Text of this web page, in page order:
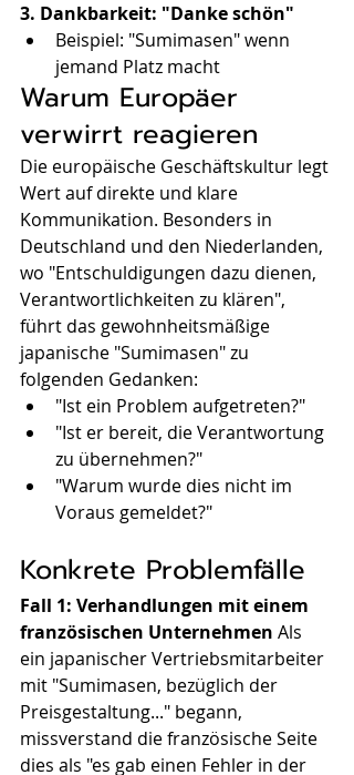
3. Dankbarkeit: "Danke schön"
Beispiel: "Sumimasen" wenn
jemand Platz macht
Warum Europäer
verwirrt reagieren
Die europäische Geschäftskultur legt
Wert auf direkte und klare
Kommunikation. Besonders in
Deutschland und den Niederlanden,
wo "Entschuldigungen dazu dienen,
Verantwortlichkeiten zu klären",
führt das gewohnheitsmäßige
japanische "Sumimasen" zu
folgenden Gedanken:
"Ist ein Problem aufgetreten?"
"Ist er bereit, die Verantwortung
zu übernehmen?"
"Warum wurde dies nicht im
Voraus gemeldet?"
Konkrete Problemfälle
Fall 1: Verhandlungen mit einem
französischen Unternehmen Als
ein japanischer Vertriebsmitarbeiter
mit "Sumimasen, bezüglich der
Preisgestaltung..." begann,
missverstand die französische Seite
dies als "es gab einen Fehler in der